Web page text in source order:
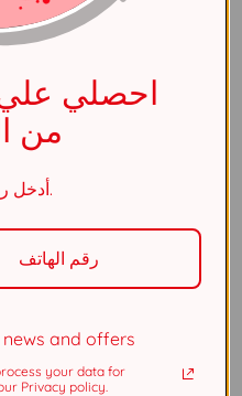
لون الحجر
المادة
احصلي
من
أدخل رقم هاتفك للدخول في السحب.
and offers
your data for
Privacy policy.